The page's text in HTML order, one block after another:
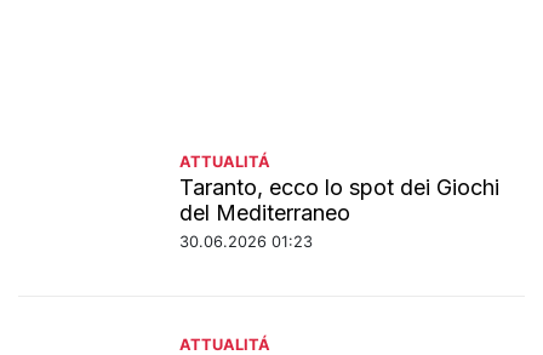
ATTUALITÁ
Taranto, ecco lo spot dei Giochi
del Mediterraneo
30.06.2026 01:23
ATTUALITÁ